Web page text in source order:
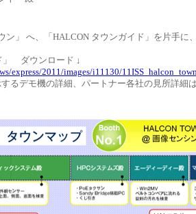
ン」 へ、「HALCON タウンガイド」を片手に
」 ダウンロード ↓
express/2011/images/i11130/
るデモ機の詳細、パートナー各社の見所詳細
。